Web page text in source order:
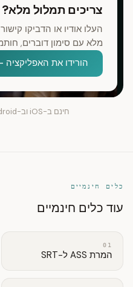
צריכים תמלול מלא?
מלא עם סימון דוברים,
הורידו את האפליקציה
חינם ב-iOS וב-Android. ללא צורך בחשבון.
כלים חינמיים
עוד כלים חינמיים
01
המרת ASS ל-SRT